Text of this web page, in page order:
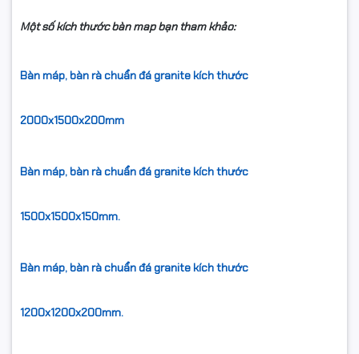
Một số kích thước bàn map bạn tham khảo:
Bàn máp, bàn rà chuẩn đá granite kích thước
2000x1500x200mm
Bàn máp, bàn rà chuẩn đá granite kích thước
1500x1500x150mm.
Bàn máp, bàn rà chuẩn đá granite kích thước
1200x1200x200mm.